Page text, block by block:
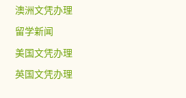
澳洲文凭办理
留学新闻
美国文凭办理
英国文凭办理